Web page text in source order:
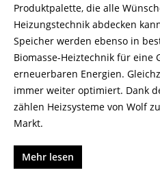
Produktpalette, die alle
Heizungstechnik abdecken
Speicher werden ebenso in
Biomasse-Heiztechnik für eine
erneuerbaren Energien.
immer weiter optimiert. Dank
zählen Heizsysteme von Wolf
Markt.
Mehr lesen